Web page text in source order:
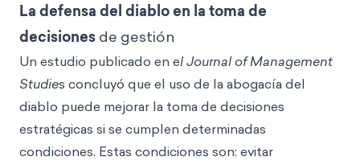
La defensa del diablo en la toma de
decisiones de gestión
Un estudio publicado en el Journal of Management
Studies concluyó que el uso de la abogacía del
diablo puede mejorar la toma de decisiones
estratégicas si se cumplen determinadas
condiciones. Estas condiciones son: evitar